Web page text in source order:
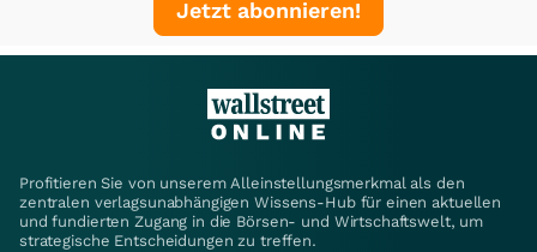
Jetzt abonnieren!
Profitieren Sie von unserem Alleinstellungsmerkmal als den
zentralen verlagsunabhängigen Wissens-Hub für einen aktuellen
und fundierten Zugang in die Börsen- und Wirtschaftswelt, um
strategische Entscheidungen zu treffen.